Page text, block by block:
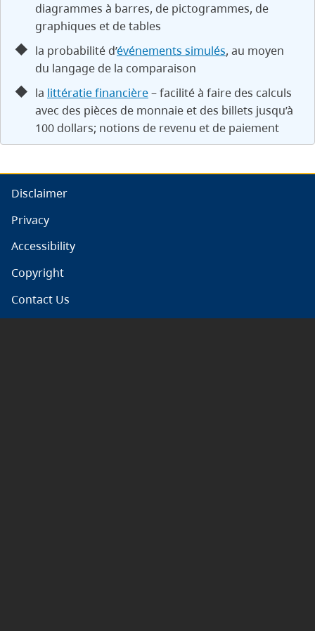
diagrammes à barres, de pictogrammes, de
graphiques et de tables
la probabilité d’événements simulés, au moyen
du langage de la comparaison
la littératie financière– facilité à faire des calculs
avec des pièces de monnaie et des billets jusqu’à
100 dollars; notions de revenu et de paiement
Disclaimer
Privacy
Accessibility
Copyright
Contact Us